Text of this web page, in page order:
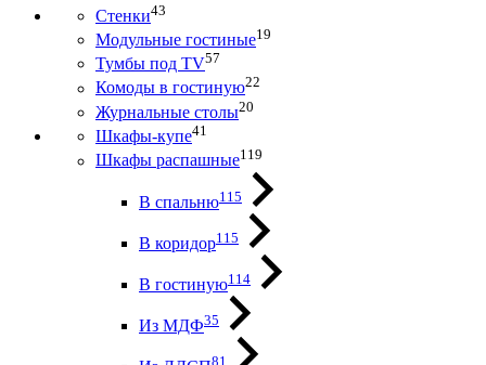
Стенки43
Модульные гостиные19
Тумбы под ТV57
Комоды в гостиную22
Журнальные столы20
Шкафы-купе41
Шкафы распашные119
В спальню115
В коридор115
В гостиную114
Из МДФ35
81